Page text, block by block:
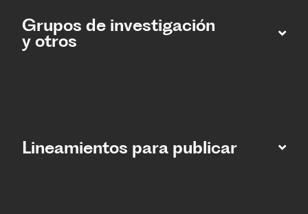
Grupos de investigación
y otros
Lineamientos para publicar